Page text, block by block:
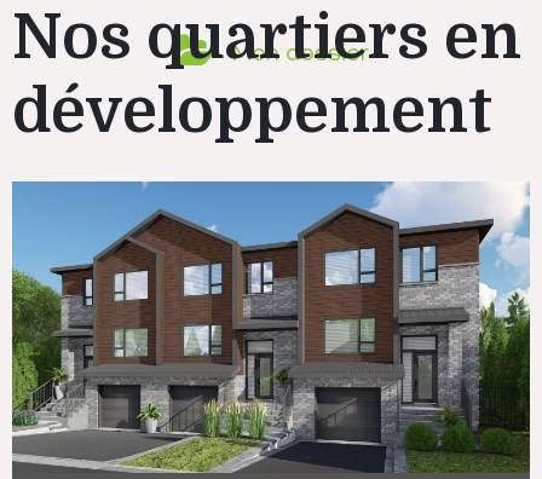
Mon dossier
Nos quartiers en
développement